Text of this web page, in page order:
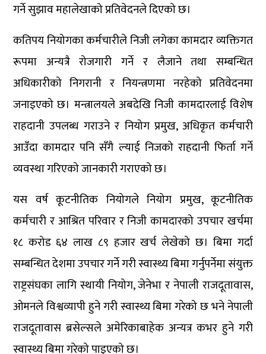
गर्ने सुझाव महालेखाको प्रतिवेदनले दिएको छ।
कतिपय नियोगका कर्मचारीले निजी लगेका कामदार व्यक्तिगत
रूपमा अन्यत्रै रोजगारी गर्ने र लैजाने तथा सम्बन्धित
अधिकारीको निगरानी र नियन्त्रणमा नरहेको प्रतिवेदनमा
जनाइएको छ। मन्त्रालयले अबदेखि निजी कामदारलाई विशेष
राहदानी उपलब्ध गराउने र नियोग प्रमुख, अधिकृत कर्मचारी
आउँदा कामदार पनि सँगै ल्याई निजको राहदानी फिर्ता गर्ने
व्यवस्था गरिएको जानकारी गराएको छ।
यस वर्ष कूटनीतिक नियोगले नियोग प्रमुख, कूटनीतिक
कर्मचारी र आश्रित परिवार र निजी कामदारको उपचार खर्चमा
१८ करोड ६४ लाख ८९ हजार खर्च लेखेको छ। बिमा गर्दा
सम्बन्धित देशमा उपचार गर्ने गरी स्वास्थ्य बिमा गर्नुपर्नेमा संयुक्त
राष्ट्रसंघका लागि स्थायी नियोग, जेनेभा र नेपाली राजदूतावास,
ओमनले विश्वव्यापी हुने गरी स्वास्थ्य बिमा गरेको छ भने नेपाली
राजदूतावास ब्रसेल्सले अमेरिकाबाहेक अन्यत्र कभर हुने गरी
स्वास्थ्य बिमा गरेको पाइएको छ।